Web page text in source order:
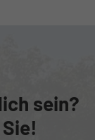
sein?